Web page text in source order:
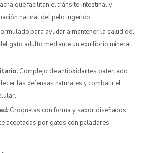
que facilitan el tránsito intestinal y
natural del pelo ingerido.
para ayudar a mantener la salud del
gato adulto mediante un equilibrio mineral
Complejo de antioxidantes patentado
las defensas naturales y combatir el
Croquetas con forma y sabor diseñados
aceptadas por gatos con paladares